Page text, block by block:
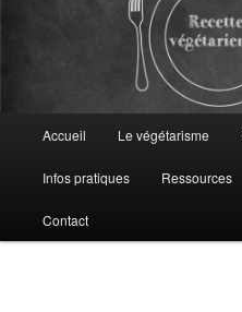
Accueil Le végétarisme
Infos pratiques Ressources
Contact